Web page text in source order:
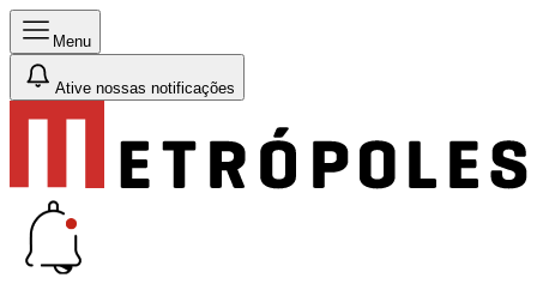
Menu
Ative nossas notificações